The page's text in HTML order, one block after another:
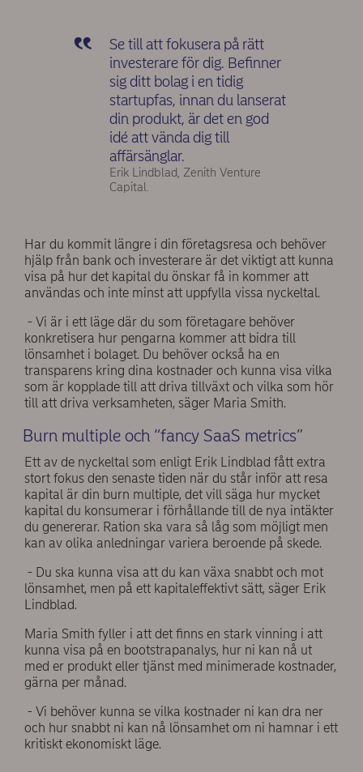
Se till att fokusera på rätt
investerare för dig. Befinner
sig ditt bolag i en tidig
startupfas, innan du lanserat
din produkt, är det en god
idé att vända dig till
affärsänglar.
Erik Lindblad, Zenith Venture
Capital.
Har du kommit längre i din företagsresa och behöver
hjälp från bank och investerare är det viktigt att kunna
visa på hur det kapital du önskar få in kommer att
användas och inte minst att uppfylla vissa nyckeltal.
- Vi är i ett läge där du som företagare behöver
konkretisera hur pengarna kommer att bidra till
lönsamhet i bolaget. Du behöver också ha en
transparens kring dina kostnader och kunna visa vilka
som är kopplade till att driva tillväxt och vilka som hör
till att driva verksamheten, säger Maria Smith.
Burn multiple och “fancy SaaS metrics”
Ett av de nyckeltal som enligt Erik Lindblad fått extra
stort fokus den senaste tiden när du står inför att resa
kapital är din burn multiple, det vill säga hur mycket
kapital du konsumerar i förhållande till de nya intäkter
du genererar. Ration ska vara så låg som möjligt men
kan av olika anledningar variera beroende på skede.
- Du ska kunna visa att du kan växa snabbt och mot
lönsamhet, men på ett kapitaleffektivt sätt, säger Erik
Lindblad.
Maria Smith fyller i att det finns en stark vinning i att
kunna visa på en bootstrapanalys, hur ni kan nå ut
med er produkt eller tjänst med minimerade kostnader,
gärna per månad.
- Vi behöver kunna se vilka kostnader ni kan dra ner
och hur snabbt ni kan nå lönsamhet om ni hamnar i ett
kritiskt ekonomiskt läge.